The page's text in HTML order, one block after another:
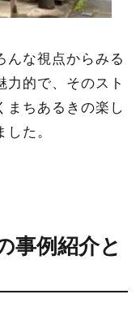
んな視点からみる
力的で、そのスト
まちあるきの楽し
た。
事例紹介と